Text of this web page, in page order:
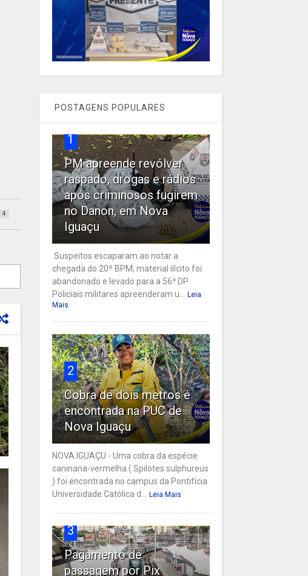
4
POSTAGENS POPULARES
1
PM apreende revólver
raspado, drogas e rádios
após criminosos fugirem
no Danon, em Nova
Iguaçu
Suspeitos escaparam ao notar a
chegada do 20º BPM; material ilícito foi
abandonado e levado para a 56ª DP
Policiais militares apreenderam u...
Leia
Mais
2
Cobra de dois metros é
encontrada na PUC de
Nova Iguaçu
NOVA IGUAÇU - Uma cobra da espécie
caninana-vermelha ( Spilotes sulphureus
) foi encontrada no campus da Pontifícia
Universidade Católica d...
Leia Mais
3
Pagamento de
passagem por Pix